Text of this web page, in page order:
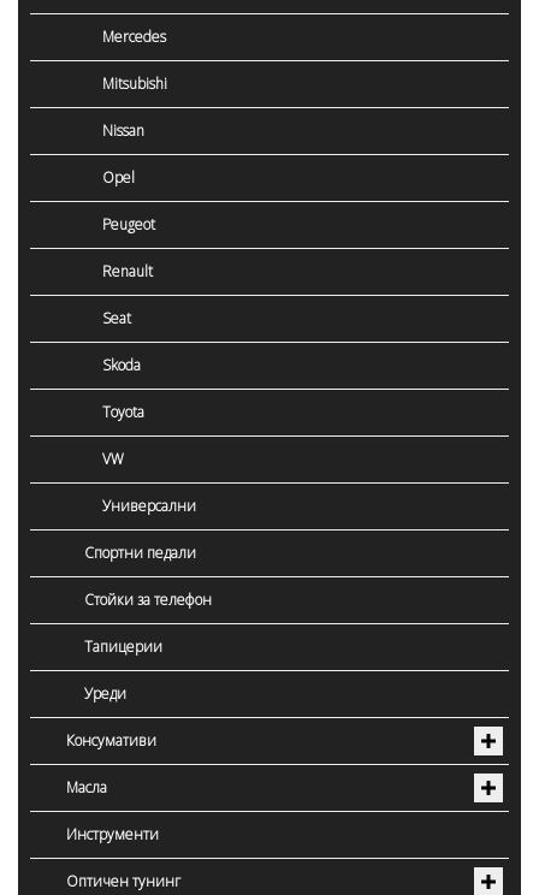
Mercedes
Mitsubishi
Nissan
Opel
Peugeot
Renault
Seat
Skoda
Toyota
VW
Универсални
Спортни педали
Стойки за телефон
Тапицерии
Уреди
Консумативи
Масла
Инструменти
Оптичен тунинг